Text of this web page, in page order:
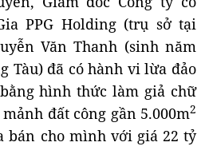
PPG Holding (trụ sở tại
Văn Thanh (sinh năm
Tàu) đã có hành vi lừa đảo
hình thức làm giả chữ
đất công gần 5.000m2
bán cho mình với giá 22 tỷ